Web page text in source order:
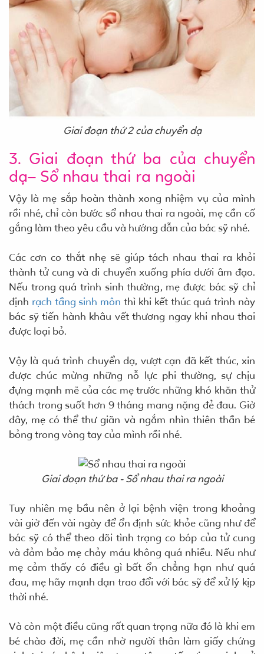
Giai đoạn thứ 2 của chuyển dạ
3. Giai đoạn thứ ba của chuyển
dạ– Sổ nhau thai ra ngoài
Vậy là mẹ sắp hoàn thành xong nhiệm vụ của mình
rồi nhé, chỉ còn bước sổ nhau thai ra ngoài, mẹ cần cố
gắng làm theo yêu cầu và hướng dẫn của bác sỹ nhé.
Các cơn co thắt nhẹ sẽ giúp tách nhau thai ra khỏi
thành tử cung và di chuyển xuống phía dưới âm đạo.
Nếu trong quá trình sinh thường, mẹ được bác sỹ chỉ
định rạch tầng sinh môn thì khi kết thúc quá trình này
bác sỹ tiến hành khâu vết thương ngay khi nhau thai
được loại bỏ.
Vậy là quá trình chuyển dạ, vượt cạn đã kết thúc, xin
được chúc mừng những nỗ lực phi thường, sự chịu
đựng mạnh mẽ của các mẹ trước những khó khăn thử
thách trong suốt hơn 9 tháng mang nặng đẻ đau. Giờ
đây, mẹ có thể thư giãn và ngắm nhìn thiên thần bé
bỏng trong vòng tay của mình rồi nhé.
Giai đoạn thứ ba - Sổ nhau thai ra ngoài
Tuy nhiên mẹ bầu nên ở lại bệnh viện trong khoảng
vài giờ đến vài ngày để ổn định sức khỏe cũng như để
bác sỹ có thể theo dõi tình trạng co bóp của tử cung
và đảm bảo mẹ chảy máu không quá nhiều. Nếu như
mẹ cảm thấy có điều gì bất ổn chẳng hạn như quá
đau, mẹ hãy mạnh dạn trao đổi với bác sỹ để xử lý kịp
thời nhé.
Và còn một điều cũng rất quan trọng nữa đó là khi em
bé chào đời, mẹ cần nhờ người thân làm giấy chứng